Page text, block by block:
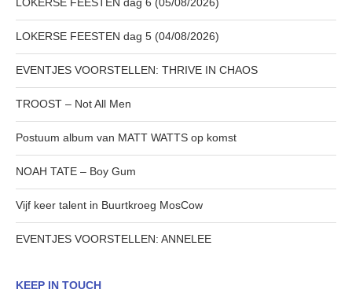
LOKERSE FEESTEN dag 6 (05/08/2026)
LOKERSE FEESTEN dag 5 (04/08/2026)
EVENTJES VOORSTELLEN: THRIVE IN CHAOS
TROOST – Not All Men
Postuum album van MATT WATTS op komst
NOAH TATE – Boy Gum
Vijf keer talent in Buurtkroeg MosCow
EVENTJES VOORSTELLEN: ANNELEE
KEEP IN TOUCH